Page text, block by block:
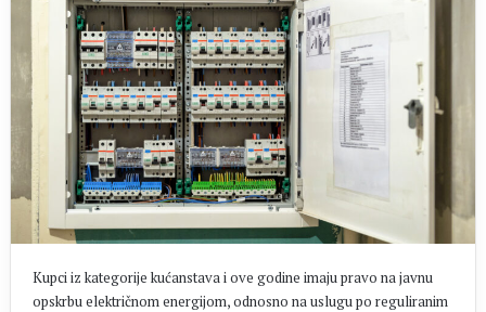
Kupci iz kategorije kućanstava i ove godine imaju pravo na javnu
opskrbu električnom energijom, odnosno na uslugu po reguliranim